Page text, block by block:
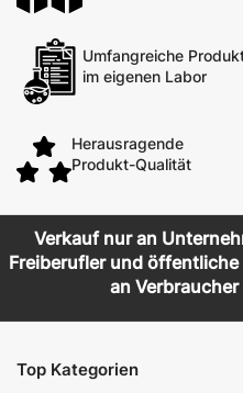
Umfangreiche
im eigenen Labor
Herausragende
Produkt-Qualität
Verkauf nur an
Freiberufler und
an Verbraucher
Top Kategorien